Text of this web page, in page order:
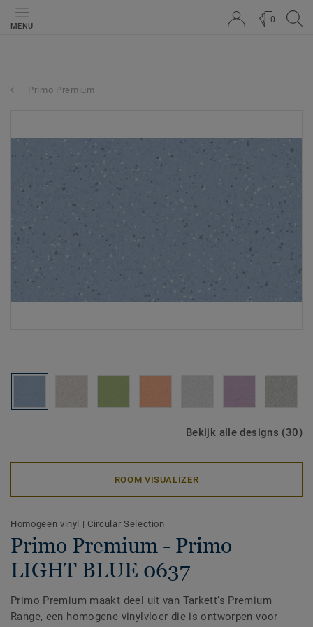
MENU
0
Primo Premium
Bekijk alle designs (30)
ROOM VISUALIZER
Homogeen vinyl | Circular Selection
Primo Premium - Primo
LIGHT BLUE 0637
Primo Premium maakt deel uit van Tarkett’s Premium
Range, een homogene vinylvloer die is ontworpen voor